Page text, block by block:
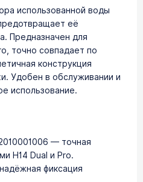
использованной воды
её
Предназначен для
точно совпадает по
конструкция
Удобен в обслуживании и
использование.
— точная
H14 Dual и Pro.
фиксация